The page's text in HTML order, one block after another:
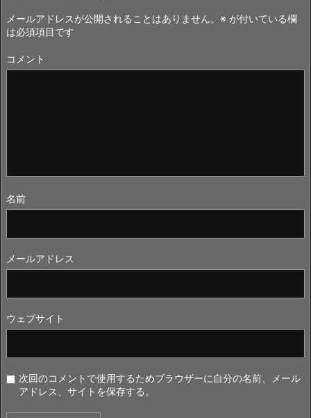
メールアドレスが公開されることはありません。 ※ が付いている欄
は必須項目です
コメント
名前
メールアドレス
ウェブサイト
次回のコメントで使用するためブラウザーに自分の名前、メール
アドレス、サイトを保存する。